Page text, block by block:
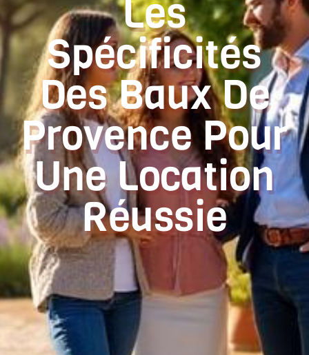
Les
Spécificités
Des Baux De
Provence Pour
Une Location
Réussie